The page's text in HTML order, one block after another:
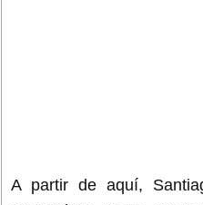
A partir de aquí,